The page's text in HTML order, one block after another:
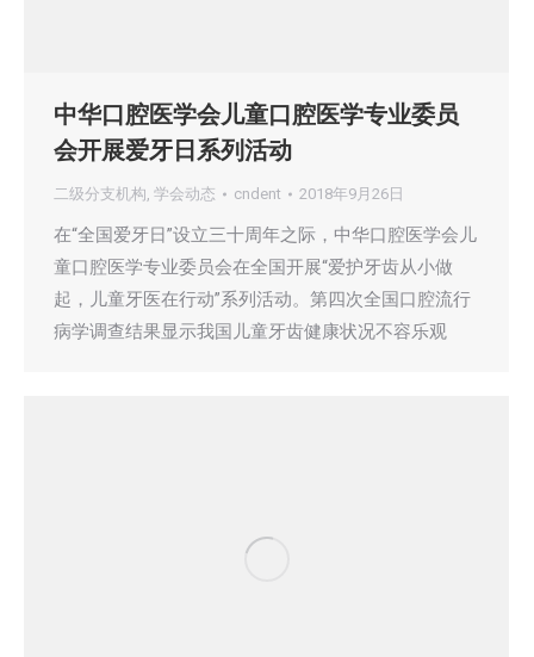
中华口腔医学会儿童口腔医学专业委员
会开展爱牙日系列活动
二级分支机构, 学会动态 cndent 2018年9月26日
在“全国爱牙日”设立三十周年之际，中华口腔医学会儿
童口腔医学专业委员会在全国开展“爱护牙齿从小做
起，儿童牙医在行动”系列活动。第四次全国口腔流行
病学调查结果显示我国儿童牙齿健康状况不容乐观